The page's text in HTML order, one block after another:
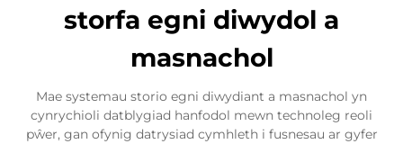
storfa egni diwydol a
masnachol
Mae systemau storio egni diwydiant a masnachol yn
cynrychioli datblygiad hanfodol mewn technoleg reoli
pŵer, gan ofynig datrysiad cymhleth i fusnesau ar gyfer